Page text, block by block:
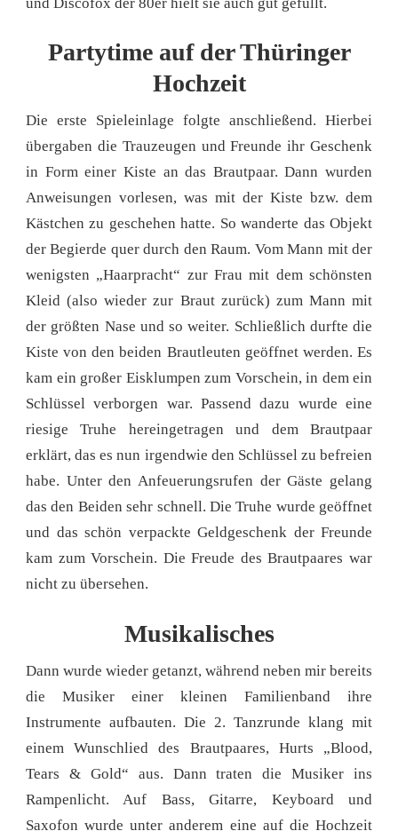
Partytime auf der Thüringer
Hochzeit
Die erste Spieleinlage folgte anschließend. Hierbei
übergaben die Trauzeugen und Freunde ihr Geschenk
in Form einer Kiste an das Brautpaar. Dann wurden
Anweisungen vorlesen, was mit der Kiste bzw. dem
Kästchen zu geschehen hatte. So wanderte das Objekt
der Begierde quer durch den Raum. Vom Mann mit der
wenigsten „Haarpracht“ zur Frau mit dem schönsten
Kleid (also wieder zur Braut zurück) zum Mann mit
der größten Nase und so weiter. Schließlich durfte die
Kiste von den beiden Brautleuten geöffnet werden. Es
kam ein großer Eisklumpen zum Vorschein, in dem ein
Schlüssel verborgen war. Passend dazu wurde eine
riesige Truhe hereingetragen und dem Brautpaar
erklärt, das es nun irgendwie den Schlüssel zu befreien
habe. Unter den Anfeuerungsrufen der Gäste gelang
das den Beiden sehr schnell. Die Truhe wurde geöffnet
und das schön verpackte Geldgeschenk der Freunde
kam zum Vorschein. Die Freude des Brautpaares war
nicht zu übersehen.
Musikalisches
Dann wurde wieder getanzt, während neben mir bereits
die Musiker einer kleinen Familienband ihre
Instrumente aufbauten. Die 2. Tanzrunde klang mit
einem Wunschlied des Brautpaares, Hurts „Blood,
Tears & Gold“ aus. Dann traten die Musiker ins
Rampenlicht. Auf Bass, Gitarre, Keyboard und
Saxofon wurde unter anderem eine auf die Hochzeit